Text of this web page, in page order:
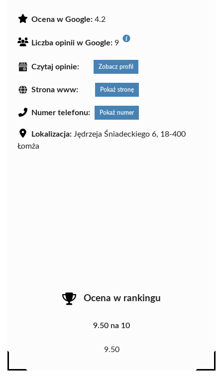
Ocena w Google: 4.2
Liczba opinii w Google: 9
Czytaj opinie: Zobacz profil
Strona www: Pokaż stronę
Numer telefonu: Pokaż numer
Lokalizacja: Jędrzeja Śniadeckiego 6, 18-400
Łomża
Ocena w rankingu
9.50 na 10
9.50